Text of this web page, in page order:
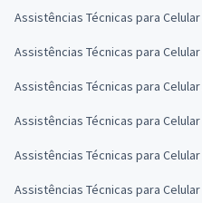
Assistências Técnicas para
Assistências Técnicas para
Assistências Técnicas para
Assistências Técnicas para
Assistências Técnicas para Celular
Assistências Técnicas para